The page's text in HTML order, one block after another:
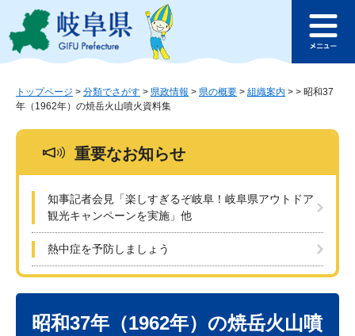
ジ
ュ
このページの本文へ
ュ
トップページ > 分類でさがす > 県政情報 > 県の概要 > 組織案内 > > 昭和37
年（1962年）の焼岳火山噴火資料集
重要なお知らせ
知事記者会見「楽しすぎるぞ岐阜！岐阜県アウトドア
観光キャンペーンを実施」他
熱中症を予防しましょう
昭和37年（1962年）の焼岳火山噴